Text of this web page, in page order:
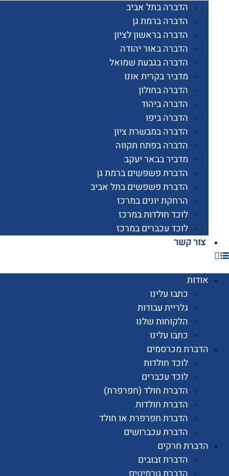
הדברה בתל אביב
הדברה ברמת גן
הדברה בראשון לציון
הדברה באור יהודה
הדברה בגבעת שמואל
מדביר בקרית אונו
הדברה בחולון
הדברה ביהוד
הדברה ביפו
הדברה במבשרת ציון
הדברה בפתח תקווה
מדביר בבאר יעקב
הדברת פשפשים ברמת גן
הדברת פשפשים בתל אביב
הרחקת יונים במרכז
לוכד חולדות במרכז
לוכד עכברים במרכז
קשר
כתבו עלינו
גלריית עבודות
הלקוחות שלנו
כתבו עלינו
מכרסמים
לוכד חולדות
לוכד עכברים
הדברת חולד (חפרפרת)
הדברת חולדות
הדברת חפרפרת או חולד
הדברת עכברושים
חרקים
הדברת זבובים